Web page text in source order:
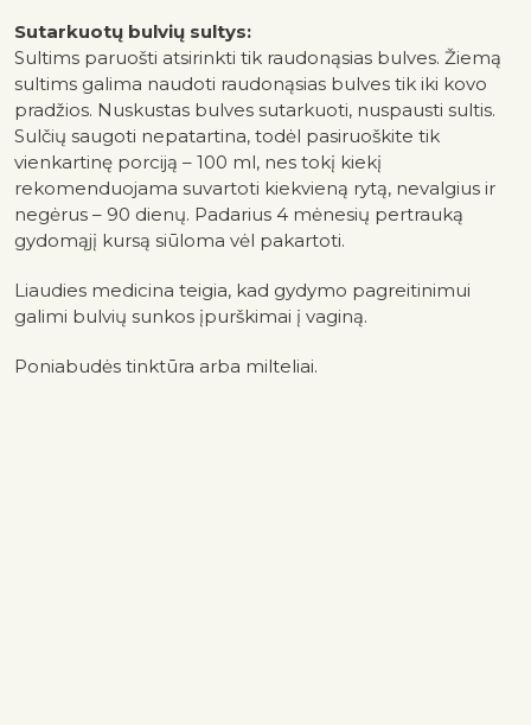
Sutarkuotų bulvių sultys:
Sultims paruošti atsirinkti tik raudonąsias bulves. Žiemą
sultims galima naudoti raudonąsias bulves tik iki kovo
pradžios. Nuskustas bulves sutarkuoti, nuspausti sultis.
Sulčių saugoti nepatartina, todėl pasiruoškite tik
vienkartinę porciją – 100 ml, nes tokį kiekį
rekomenduojama suvartoti kiekvieną rytą, nevalgius ir
negėrus – 90 dienų. Padarius 4 mėnesių pertrauką
gydomąjį kursą siūloma vėl pakartoti.
Liaudies medicina teigia, kad gydymo pagreitinimui
galimi bulvių sunkos įpurškimai į vaginą.
Poniabudės tinktūra arba milteliai.